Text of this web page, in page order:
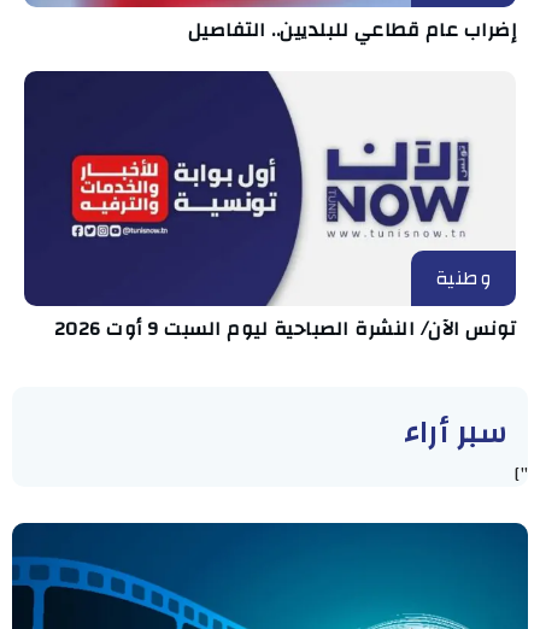
إضراب عام قطاعي للبلديين.. التفاصيل
وطنية
تونس الآن/ النشرة الصباحية ليوم السبت 9 أوت 2026
سبر أراء
"]